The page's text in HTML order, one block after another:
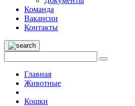
Команда
Вакансии
Контакты
Главная
Животные
Кошки